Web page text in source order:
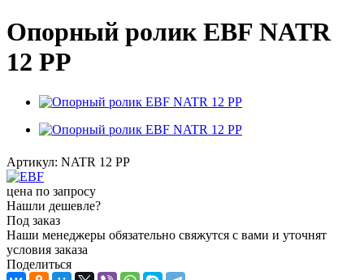
Опорный ролик EBF NATR
12 PP
Артикул: NATR 12 PP
цена по запросу
Нашли дешевле?
Под заказ
Наши менеджеры обязательно свяжутся с вами и уточнят
условия заказа
Поделиться